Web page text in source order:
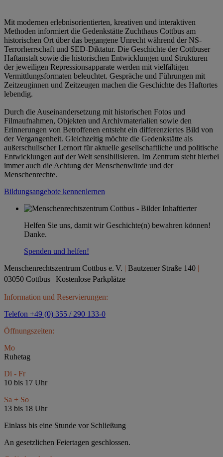
Mit modernen erlebnisorientierten, kreativen und interaktiven
Methoden informiert die Gedenkstätte Zuchthaus Cottbus am
historischen Ort über das begangene Unrecht während der NS-
Terrorherrschaft und SED-Diktatur. Die Geschichte der Cottbuser
Haftanstalt sowie die historischen Entwicklungen und Strukturen
der jeweiligen Repressionsapparate werden mit vielfältigen
Vermittlungsformaten beleuchtet. Gespräche und Führungen mit
Zeitzeuginnen und Zeitzeugen machen die Geschichte des Haftortes
lebendig.
Durch die Auseinandersetzung mit historischen Fotos und
Filmaufnahmen, Objekten und Archivmaterialien sowie den
Erinnerungen von Betroffenen entsteht ein differenziertes Bild von
der Vergangenheit. Gleichzeitig möchte die Gedenkstätte als
außerschulischer Lernort für aktuelle gesellschaftliche und politische
Entwicklungen auf der Welt sensibilisieren. Im Zentrum steht hierbei
immer auch die Achtung der Menschenwürde und der
Menschenrechte.
Bildungsangebote kennenlernen
Helfen Sie uns, damit wir Geschichte(n) bewahren können!
Danke.
Spenden und helfen!
Menschenrechtszentrum Cottbus e. V. | Bautzener Straße 140 |
03050 Cottbus | Kostenlose Parkplätze
Information und Reservierungen:
Telefon +49 (0) 355 / 290 133-0
Öffnungszeiten:
Mo
Ruhetag
Di - Fr
10 bis 17 Uhr
Sa + So
13 bis 18 Uhr
Einlass bis eine Stunde vor Schließung
An gesetzlichen Feiertagen geschlossen.